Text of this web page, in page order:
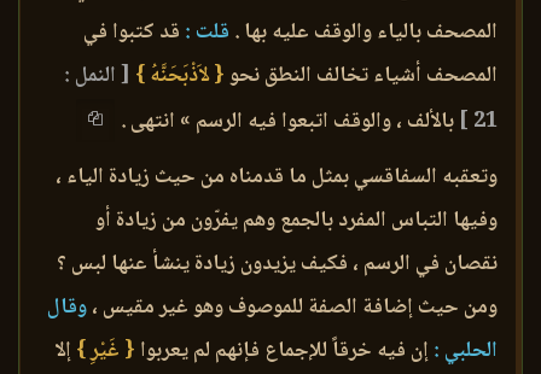
المصحف بالياء والوقف عليه بها . قلت : قد كتبوا في
المصحف أشياء تخالف النطق نحو{ لاَذْبَحَنَّهُ } [ النمل :
21 ] بالألف ، والوقف اتبعوا فيه الرسم » انتهى .
وتعقبه السفاقسي بمثل ما قدمناه من حيث زيادة الياء ،
وفيها التباس المفرد بالجمع وهم يفرّون من زيادة أو
نقصان في الرسم ، فكيف يزيدون زيادة ينشأ عنها لبس ؟
ومن حيث إضافة الصفة للموصوف وهو غير مقيس ،وقال
الحلبي :إن فيه خرقاً للإجماع فإنهم لم يعربوا { غَيْرِ }إلا